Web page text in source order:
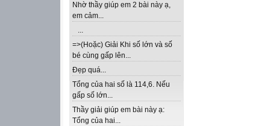
Nhờ thầy giúp em 2 bài này ạ,
em cảm...
...
=>(Hoặc) Giải Khi số lớn và số
bé cùng gấp lên...
Đẹp quá...
Tổng của hai số là 114,6. Nếu
gấp số lớn...
Thầy giải giúp em bài này ạ:
Tổng của hai...